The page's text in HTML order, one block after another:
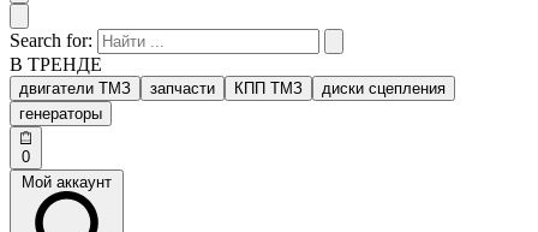
Search for:
В ТРЕНДЕ
двигатели ТМЗ запчасти КПП ТМЗ
диски сцепления
генераторы
0
Мой аккаунт